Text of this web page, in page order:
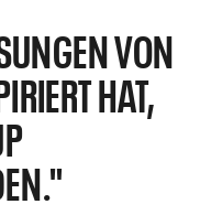
VON
HAT, D